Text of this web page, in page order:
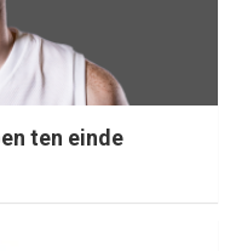
ten einde